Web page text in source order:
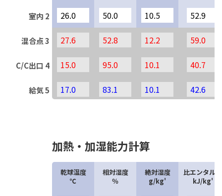
加熱・加湿能力計算
乾球温度
℃
相対湿度
％
絶対湿度
g/kg'
比エンタルピ
kJ/kg'